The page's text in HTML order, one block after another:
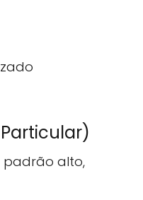
padrão alto,